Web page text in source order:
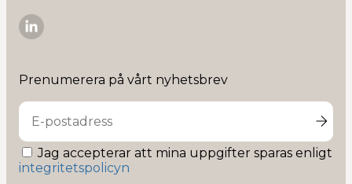
på
Prenumerera på vårt nyhetsbrev
Jag accepterar att mina uppgifter sparas enligt
integritetspolicyn